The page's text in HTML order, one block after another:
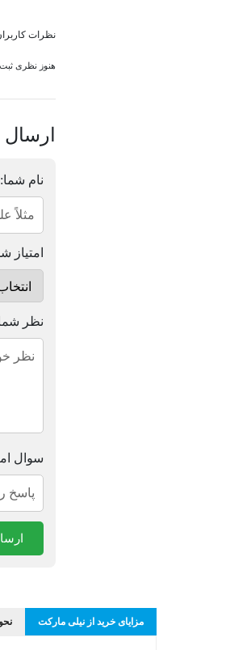
نظرات
هنوز نظری
ارسال
نام شما:
امتیاز
نظر
سوال امنیتی:
مزایای خرید از نیلی مارکت